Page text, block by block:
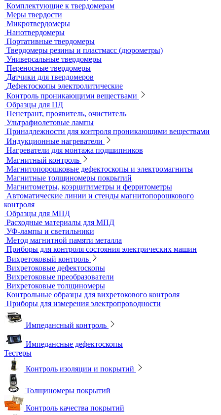
Фиксаж для рентгеновской пленки
Принадлежности для рентгеновских аппаратов
Пауки, штативы для рентгеновских аппаратов
Твердометрия (контроль твердости)
Ультразвуковые твердомеры
Динамические твердомеры
Стационарные твердомеры
Комбинированные твердомеры
Комплектующие к твердомерам
Меры твердости
Микротвердомеры
Нанотвердомеры
Портативные твердомеры
Твердомеры резины и пластмасс (дюрометры)
Универсальные твердомеры
Переносные твердомеры
Датчики для твердомеров
Дефектоскопы электролитические
Контроль проникающими веществами
Образцы для ЦД
Пенетрант, проявитель, очиститель
Ультрафиолетовые лампы
Принадлежности для контроля проникающими веществами
Индукционные нагреватели
Нагреватели для монтажа подшипников
Магнитный контроль
Магнитопорошковые дефектоскопы и электромагниты
Магнитные толщиномеры покрытий
Магнитометры, коэрцитиметры и ферритометры
Автоматические линии и стенды магнитопорошкового
контроля
Образцы для МПД
Расходные материалы для МПД
УФ-лампы и светильники
Метод магнитной памяти металла
Приборы для контроля состояния электрических машин
Вихретоковый контроль
Вихретоковые дефектоскопы
Вихретоковые преобразователи
Вихретоковые толщиномеры
Контрольные образцы для вихретокового контроля
Приборы для измерения электропроводности